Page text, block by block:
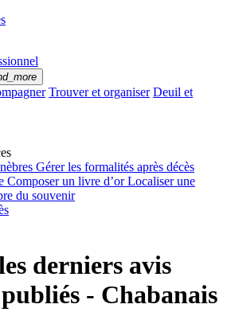
Trouver et organiser Deuil et
Gérer les formalités après décès
Composer un livre d’orLocaliser une
du souvenir
derniers avis
- Chabanais